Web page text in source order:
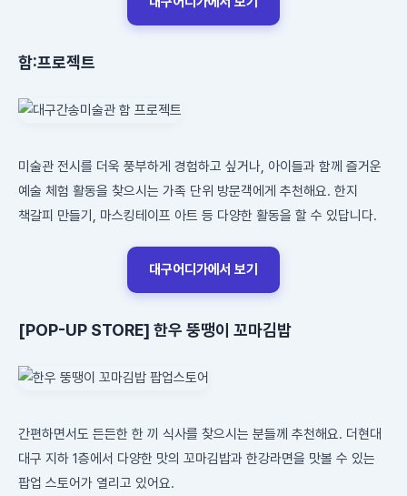
함:프로젝트
미술관 전시를 더욱 풍부하게 경험하고 싶거나, 아이들과 함께 즐거운
예술 체험 활동을 찾으시는 가족 단위 방문객에게 추천해요. 한지
책갈피 만들기, 마스킹테이프 아트 등 다양한 활동을 할 수 있답니다.
대구어디가에서 보기
[POP-UP STORE] 한우 뚱땡이 꼬마김밥
간편하면서도 든든한 한 끼 식사를 찾으시는 분들께 추천해요. 더현대
대구 지하 1층에서 다양한 맛의 꼬마김밥과 한강라면을 맛볼 수 있는
팝업 스토어가 열리고 있어요.